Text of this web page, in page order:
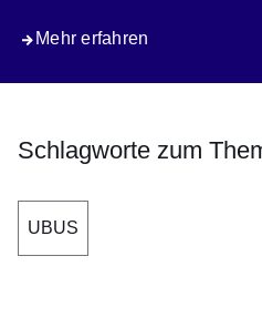
Mehr erfahren
Schlagworte zum
UBUS